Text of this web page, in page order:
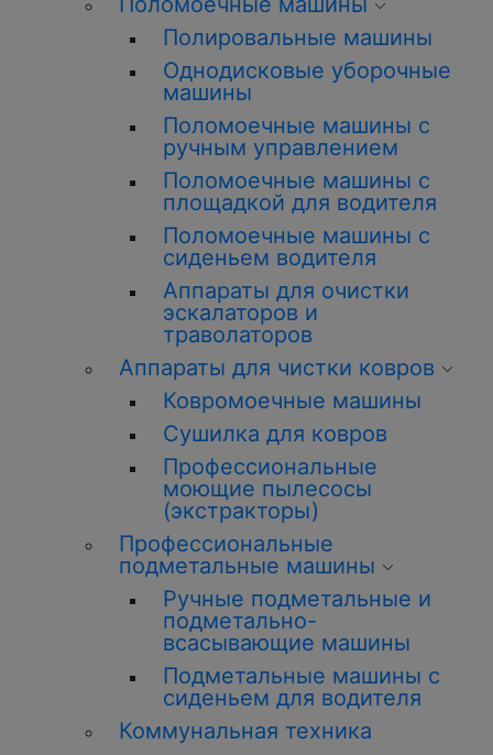
Полировальные машины
Однодисковые уборочные
машины
Поломоечные машины с
ручным управлением
Поломоечные машины с
площадкой для водителя
Поломоечные машины с
сиденьем водителя
Аппараты для очистки
эскалаторов и
траволаторов
Аппараты для чистки ковров
Ковромоечные машины
Сушилка для ковров
Профессиональные
моющие пылесосы
(экстракторы)
Профессиональные
подметальные машины
Ручные подметальные и
подметально-
всасывающие машины
Подметальные машины с
сиденьем для водителя
Коммунальная техника